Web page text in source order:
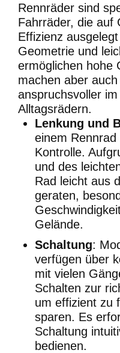
Rennräder sind
Fahrräder, die auf
Effizienz
Geometrie und
ermöglichen hohe
machen aber
anspruchsvoller
Alltagsrädern.
Lenkung und
einem
Kontrolle.
und des
Rad leicht aus
geraten,
Gelände.
Schaltung:
verfügen über
mit vielen
Schalten zur
um effizient zu
sparen. Es
Schaltung
bedienen.